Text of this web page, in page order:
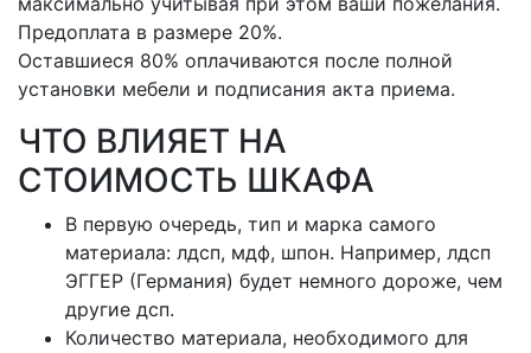
Предоплата в размере 20%.
Оставшиеся 80% оплачиваются после полной
установки мебели и подписания акта приема.
ЧТО ВЛИЯЕТ НА
СТОИМОСТЬ ШКАФА
В первую очередь, тип и марка самого
материала: лдсп, мдф, шпон. Например, лдсп
ЭГГЕР (Германия) будет немного дороже, чем
другие дсп.
Количество материала, необходимого для